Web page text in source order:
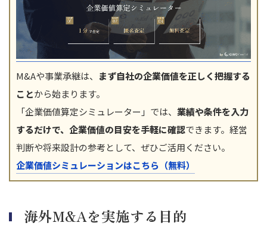
M&Aや事業承継は、 まず自社の企業価値を正しく把握する
ことから始まります。
「企業価値算定シミュレーター」では、 業績や条件を入力
するだけで、企業価値の目安を手軽に確認できます。経営
判断や将来設計の参考として、ぜひご活用ください。
企業価値シミュレーションはこちら（無料）
海外M&Aを実施する目的